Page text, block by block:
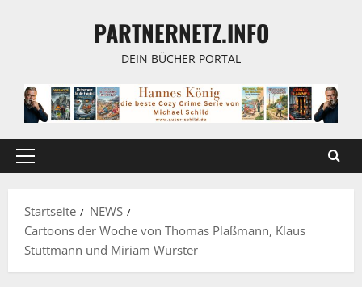
PARTNERNETZ.INFO
DEIN BÜCHER PORTAL
Primäres
Startseite
NEWS
Cartoons der Woche von Thomas Plaßmann, Klaus
Stuttmann und Miriam Wurster